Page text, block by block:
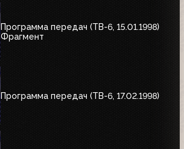
Программа передач (ТВ-6, 15.01.1998)
Фрагмент
Программа передач (ТВ-6, 17.02.1998)